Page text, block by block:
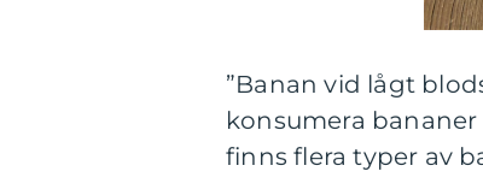
”Banan vid lågt
konsumera
finns flera typer av